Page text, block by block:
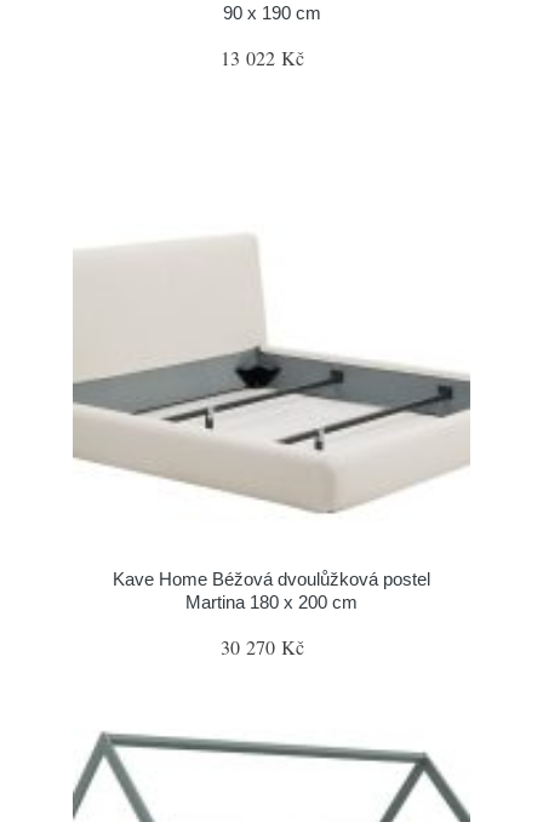
90 x 190 cm
13 022 Kč
Kave Home Béžová dvoulůžková postel
Martina 180 x 200 cm
30 270 Kč